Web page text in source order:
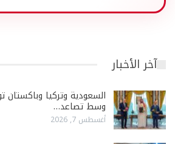
آخر الأخبار
السعودية وتركيا
وسط تصاعد…
أغسطس 7, 2026